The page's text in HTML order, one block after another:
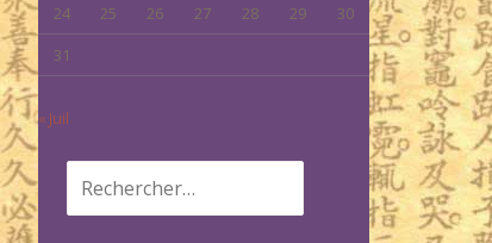
24
25 26 27 28 29
30
31
« Juil
Rechercher :